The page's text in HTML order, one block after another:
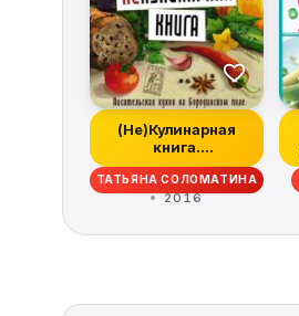
(Не)Кулинарная
книга.
Писательская
кухня на Бороди...
ТАТЬЯНА СОЛОМАТИНА
2016